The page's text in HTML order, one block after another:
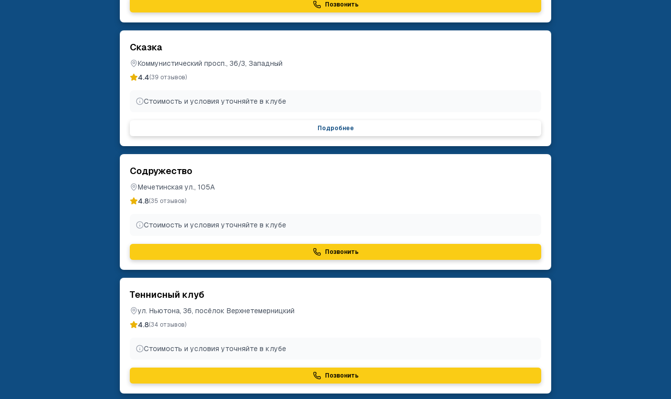
Позвонить
Сказка
Коммунистический просп., 36/3, Западный
4.4(39 отзывов)
Стоимость и условия уточняйте в клубе
Подробнее
Содружество
Мечетинская ул., 105А
4.8(35 отзывов)
Стоимость и условия уточняйте в клубе
Позвонить
Теннисный клуб
ул. Ньютона, 36, посёлок Верхнетемерницкий
4.8(34 отзывов)
Стоимость и условия уточняйте в клубе
Позвонить